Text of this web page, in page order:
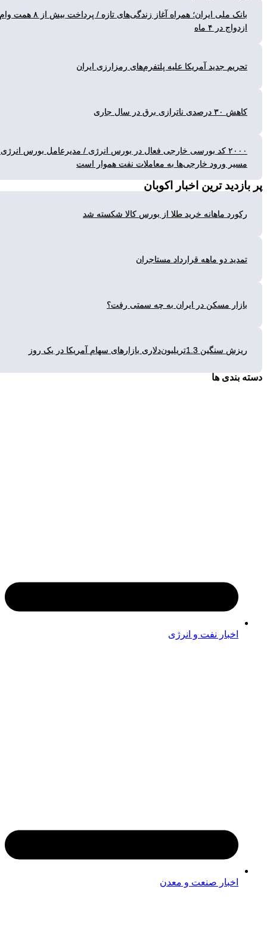
بانک ملی ایران؛ همراه آغاز زندگی‌های تازه / پرداخت بیش از ۸ همت وام
در ۴ ماه
جدید آمریکا علیه پلتفرم‌های رمزارزی ایران
۲۰۰۰ کد بورسی خارجی فعال در بورس انرژی / مدیرعامل بورس انرژی:
ورود خارجی‌ها به معاملات نفت هموار است
تریناخبار اکوبان
ماهانه خرید طلا از بورس کالا شکسته شد
دو ماهه قرارداد مستاجران
مسکن در ایران به چه سمتی رفت؟
1.3تریلیون‌دلاری بازارهای سهام آمریکا در یک روز
ها
اخبار نفت و انرژی
اخبار صنعت و معدن